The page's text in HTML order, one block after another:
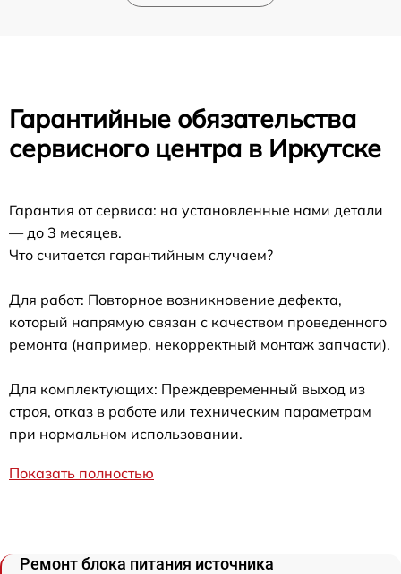
Гарантийные обязательства
сервисного центра в Иркутске
Гарантия от сервиса: на установленные нами детали
— до 3 месяцев.
Что считается гарантийным случаем?
Для работ: Повторное возникновение дефекта,
который напрямую связан с качеством проведенного
ремонта (например, некорректный монтаж запчасти).
Для комплектующих: Преждевременный выход из
строя, отказ в работе или техническим параметрам
при нормальном использовании.
Показать полностью
Ремонт блока питания источника